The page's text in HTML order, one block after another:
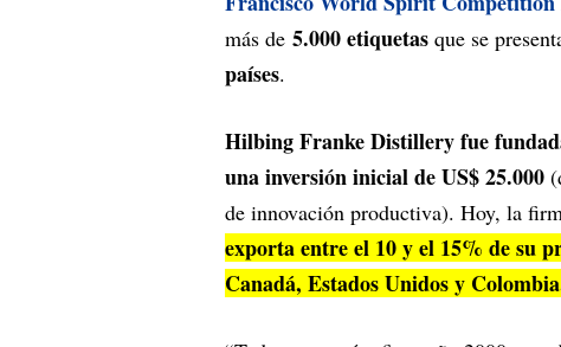
más de 5.000 etiquetas que se
países.
Hilbing Franke Distillery fue
una inversión inicial de US$ 25.000
de innovación productiva). Hoy, la
exporta entre el 10 y el 15% de su
Canadá, Estados Unidos y